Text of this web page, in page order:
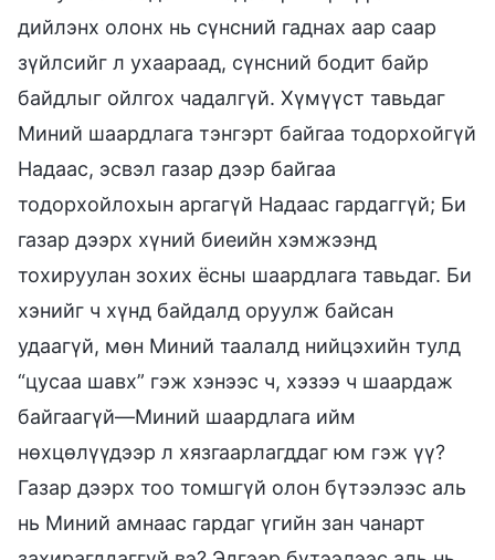
дийлэнх олонх нь сүнсний гаднах аар саар
зүйлсийг л ухаараад, сүнсний бодит байр
байдлыг ойлгох чадалгүй. Хүмүүст тавьдаг
Миний шаардлага тэнгэрт байгаа тодорхойгүй
Надаас, эсвэл газар дээр байгаа
тодорхойлохын аргагүй Надаас гардаггүй; Би
газар дээрх хүний биеийн хэмжээнд
тохируулан зохих ёсны шаардлага тавьдаг. Би
хэнийг ч хүнд байдалд оруулж байсан
удаагүй, мөн Миний таалалд нийцэхийн тулд
“цусаа шавх” гэж хэнээс ч, хэзээ ч шаардаж
байгаагүй—Миний шаардлага ийм
нөхцөлүүдээр л хязгаарлагддаг юм гэж үү?
Газар дээрх тоо томшгүй олон бүтээлээс аль
нь Миний амнаас гардаг үгийн зан чанарт